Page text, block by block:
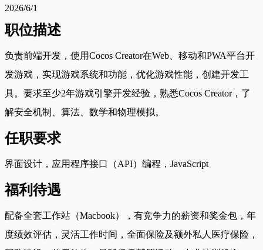
2026/6/1
职位描述
负责前端开发，使用Cocos Creator在Web、移动和PWA平台开
发游戏，实现游戏系统和功能，优化游戏性能，创建开发工
具。要求至少2年游戏引擎开发经验，熟悉Cocos Creator，了
解安全机制、算法、数学和物理模拟。
任职要求
界面设计，应用程序接口（API）编程，JavaScript
福利待遇
配备全套工作站（Macbook），有竞争力的薪资和奖金包，年
度绩效评估，灵活工作时间，全面保险及额外私人医疗保险，